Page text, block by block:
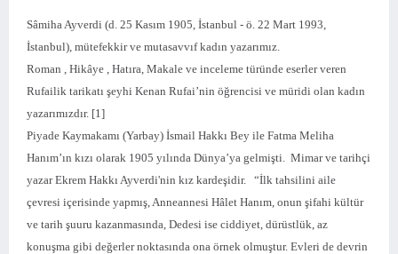
Sâmiha Ayverdi (d. 25 Kasım 1905, İstanbul - ö. 22 Mart 1993,
İstanbul), mütefekkir ve mutasavvıf kadın yazarımız.
Roman , Hikâye , Hatıra, Makale ve inceleme türünde eserler veren
Rufailik tarikatı şeyhi Kenan Rufai’nin öğrencisi ve müridi olan kadın
yazarımızdır. [1]
Piyade Kaymakamı (Yarbay) İsmail Hakkı Bey ile Fatma Meliha
Hanım’ın kızı olarak 1905 yılında Dünya’ya gelmişti. Mimar ve tarihçi
yazar Ekrem Hakkı Ayverdi'nin kız kardeşidir. “İlk tahsilini aile
çevresi içerisinde yapmış, Anneannesi Hâlet Hanım, onun şifahi kültür
ve tarih şuuru kazanmasında, Dedesi ise ciddiyet, dürüstlük, az
konuşma gibi değerler noktasında ona örnek olmuştur. Evleri de devrin